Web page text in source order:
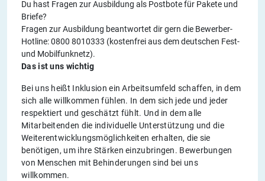
Du hast Fragen zur Ausbildung als Postbote für Pakete und
Briefe?
Fragen zur Ausbildung beantwortet dir gern die Bewerber-
Hotline: 0800 8010333 (kostenfrei aus dem deutschen Fest-
und Mobilfunknetz).
Das ist uns wichtig
Bei uns heißt Inklusion ein Arbeitsumfeld schaffen, in dem
sich alle willkommen fühlen. In dem sich jede und jeder
respektiert und geschätzt fühlt. Und in dem alle
Mitarbeitenden die individuelle Unterstützung und die
Weiterentwicklungsmöglichkeiten erhalten, die sie
benötigen, um ihre Stärken einzubringen. Bewerbungen
von Menschen mit Behinderungen sind bei uns
willkommen.